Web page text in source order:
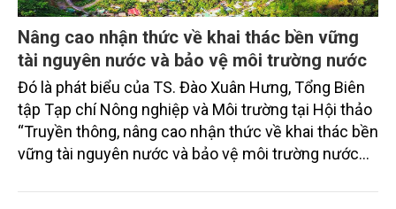
Nâng cao nhận thức về khai thác bền vững
tài nguyên nước và bảo vệ môi trường nước
Đó là phát biểu của TS. Đào Xuân Hưng, Tổng Biên
tập Tạp chí Nông nghiệp và Môi trường tại Hội thảo
“Truyền thông, nâng cao nhận thức về khai thác bền
vững tài nguyên nước và bảo vệ môi trường nước
trường phối hợp với Sở Nông nghiệp và Môi trường